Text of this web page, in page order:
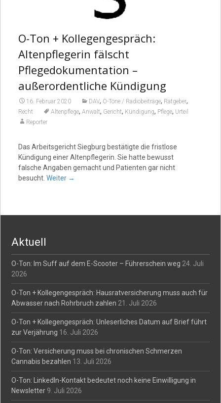
O-Ton + Kollegengespräch:
Altenpflegerin fälscht
Pflegedokumentation –
außerordentliche Kündigung
16. Februar 2020 DAV, O-Töne / Radiobeiträge, Ratgeber,
Recht Altenpflege, Anwalt, Gericht, Kündigung, Pflege, Urteil
Reporter
Das Arbeitsgericht Siegburg bestätigte die fristlose
Kündigung einer Altenpflegerin. Sie hatte bewusst
falsche Angaben gemacht und Patienten gar nicht
besucht. Weiter →
Aktuell
O-Ton: Im Suff auf dem E-Scooter – Führerschein weg 24. Juli
2026
O-Ton + Kollegengespräch: Hausratversicherung muss auch für
Abwasser nach Rohrbruch zahlen 21. Juli 2026
O-Ton + Kollegengespräch: Unleserliches Datum auf Brief führt
zur Verjährung 16. Juli 2026
O-Ton: Versicherung muss bei chronischen Schmerzen
Cannabis bezahlen 13. Juli 2026
O-Ton: LinkedIn-Kontakt bedeutet noch keine Einwilligung in
Newsletter 9. Juli 2026